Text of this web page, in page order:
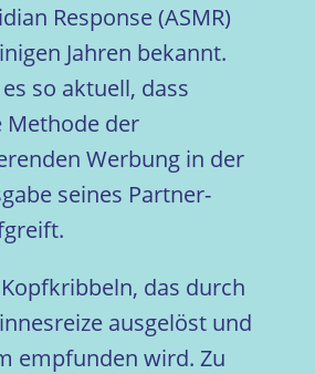
Response (ASMR)
Jahren bekannt.
so aktuell, dass
Methode der
Werbung in der
seines Partner-
das durch
ausgelöst und
empfunden wird. Zu